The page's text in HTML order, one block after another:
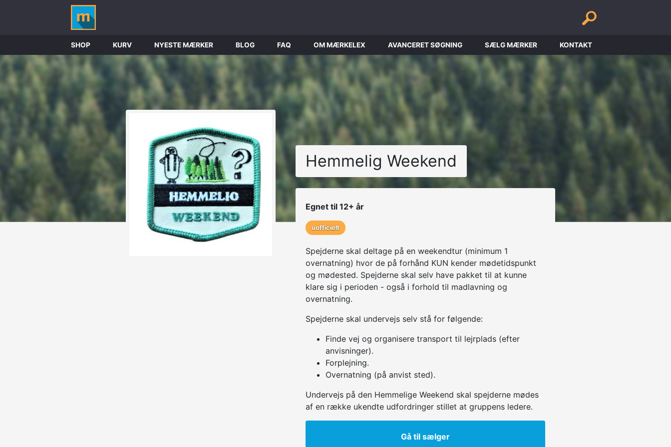
SHOP KURV NYESTE MÆRKER BLOG FAQ OM MÆRKELEX AVANCERET SØGNING SÆLG MÆRKER KONTAKT
Hemmelig Weekend
Egnet til 12+ år
uofficielt
Spejderne skal deltage på en weekendtur (minimum 1
overnatning) hvor de på forhånd KUN kender mødetidspunkt
og mødested. Spejderne skal selv have pakket til at kunne
klare sig i perioden - også i forhold til madlavning og
overnatning.
Spejderne skal undervejs selv stå for følgende:
Finde vej og organisere transport til lejrplads (efter
anvisninger).
Forplejning.
Overnatning (på anvist sted).
Undervejs på den Hemmelige Weekend skal spejderne mødes
af en række ukendte udfordringer stillet at gruppens ledere.
Gå til sælger